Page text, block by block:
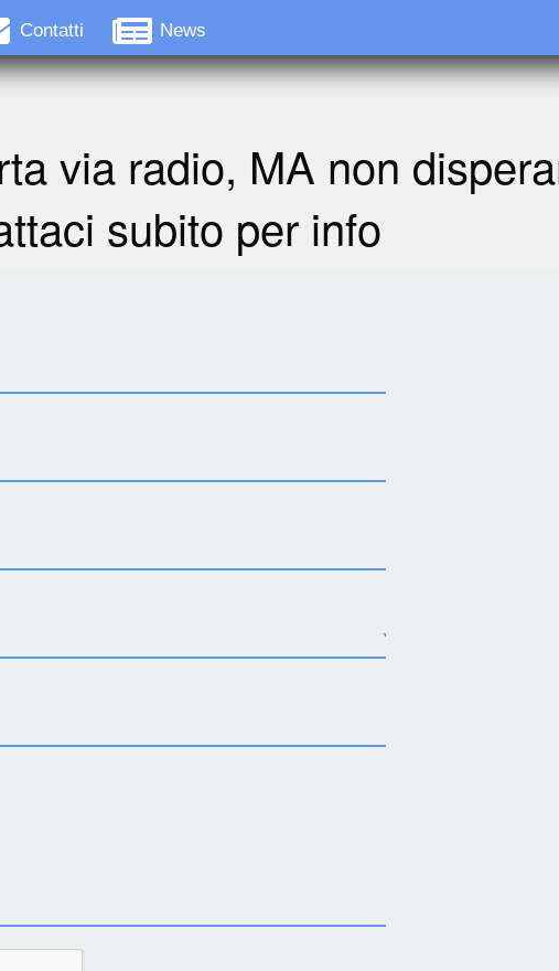
Contatti News
via radio, MA non
subito per info